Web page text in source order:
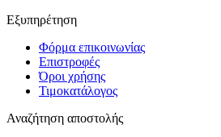
Εξυπηρέτηση
Φόρμα επικοινωνίας
Επιστροφές
Όροι χρήσης
Τιμοκατάλογος
Αναζήτηση αποστολής